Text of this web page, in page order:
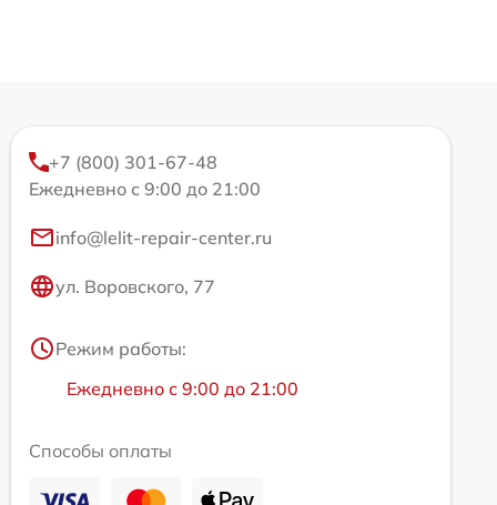
+7 (800) 301-67-48
Ежедневно с 9:00 до 21:00
info@lelit-repair-center.ru
ул. Воровского, 77
Режим работы:
Ежедневно с 9:00 до 21:00
Способы оплаты